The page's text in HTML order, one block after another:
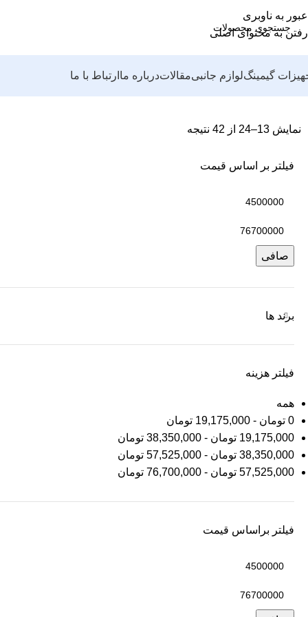
عبور به ناوبری
رفتن به محتوای اصلی
گیمینگلوازم جانبیمقالاتدرباره ما ارتباط با ما
نمایش 13–24 از 42 نتیجه
فیلتر بر اساس قیمت
صافی
برند ها
فیلتر هزینه
همه
0 تومان -
19,175,000 تومان
19,175,000 تومان -
38,350,000 تومان
38,350,000 تومان -
57,525,000 تومان
57,525,000 تومان -
76,700,000 تومان
فیلتر براساس قیمت